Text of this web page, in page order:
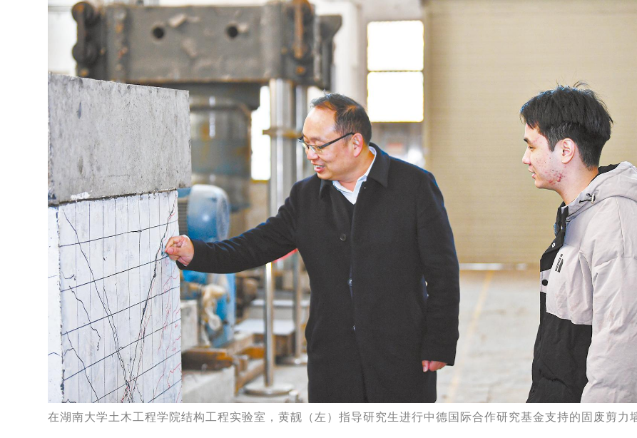
在湖南大学土木工程学院结构工程实验室，黄靓（左）指导研究生进行中德国际合作研究基金支持的固废剪力